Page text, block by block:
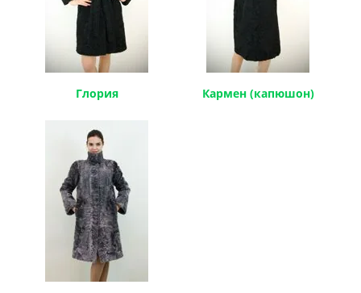
Глория Кармен (капюшон)